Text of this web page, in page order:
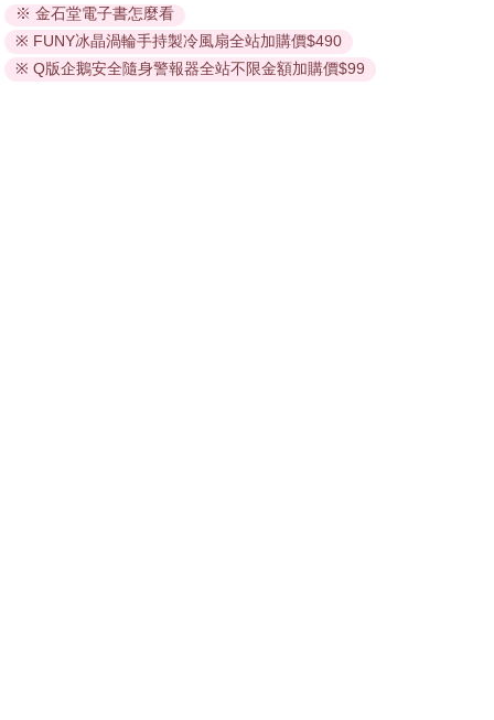
因版權保護，您在金石堂所購買的電子書僅能以金石堂專屬
的閱讀軟體開啟閱讀，無法以其他閱讀器或直接下載檔案。
依據「消費者保護法」第19條及行政院消費者保護處公告之
※ 金石堂電子書怎麼看
※ FUNY冰晶渦輪手持製冷風扇全站加購價$490
※ Q版企鵝安全隨身警報器全站不限金額加購價$99